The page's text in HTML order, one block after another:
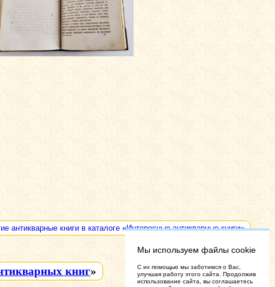
антикварные книги в каталоге «Интересные антикварные книги»
книг»
Мы используем файлы cookie
C их помощью мы заботимся о Вас,
улучшая работу этого сайта. Продолжив
использование сайта, вы соглашаетесь